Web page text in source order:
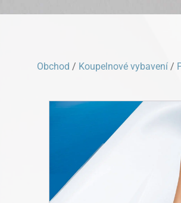
Obchod / Koupelnové vybavení /